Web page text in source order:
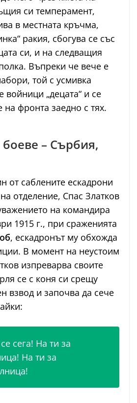
си темперамент,
в местната кръчма,
ракия, сбогува се със
си, и на следващия
Въпреки че вече е
той с усмивка
войници „децата“ и се
на фронта заедно с тях.
– Сърбия,
от саблените ескадрони
отделение, Спас Златков
на командира
1915 г., при сраженията
, ескадронът му обхожда
В момент на неустоим
изпреварва своите
се с коня си срещу
взвод и започва да сече
сега! На ти за
На ти за